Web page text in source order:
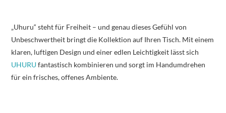
„Uhuru“ steht für Freiheit – und genau dieses Gefühl von
Unbeschwertheit bringt die Kollektion auf Ihren Tisch. Mit einem
klaren, luftigen Design und einer edlen Leichtigkeit lässt sich
UHURUfantastisch kombinieren und sorgt im Handumdrehen
für ein frisches, offenes Ambiente.